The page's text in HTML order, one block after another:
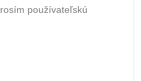
používateľskú